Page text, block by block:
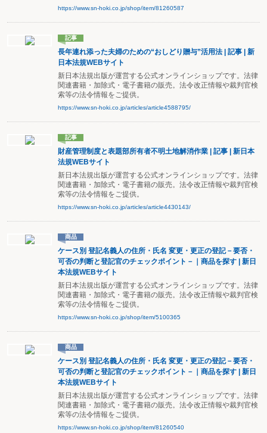
https://www.sn-hoki.co.jp/shop/item/81260587
記事
長年連れ添った夫婦のための“おしどり贈与”活用法 | 記事 | 新
日本法規WEBサイト
新日本法規出版が運営する公式オンラインショップです。法律
関連書籍・加除式・電子書籍の販売。法令改正情報や裁判官検
索等の法令情報をご提供。
https://www.sn-hoki.co.jp/articles/article4588795/
記事
財産管理制度と表題部所有者不明土地解消作業 | 記事 | 新日本
法規WEBサイト
新日本法規出版が運営する公式オンラインショップです。法律
関連書籍・加除式・電子書籍の販売。法令改正情報や裁判官検
索等の法令情報をご提供。
https://www.sn-hoki.co.jp/articles/article4430143/
商品
ケース別 登記名義人の住所・氏名 変更・更正の登記－要否・
可否の判断と登記官のチェックポイント－｜商品を探す | 新日
本法規WEBサイト
新日本法規出版が運営する公式オンラインショップです。法律
関連書籍・加除式・電子書籍の販売。法令改正情報や裁判官検
索等の法令情報をご提供。
https://www.sn-hoki.co.jp/shop/item/5100365
商品
ケース別 登記名義人の住所・氏名 変更・更正の登記－要否・
可否の判断と登記官のチェックポイント－｜商品を探す | 新日
本法規WEBサイト
新日本法規出版が運営する公式オンラインショップです。法律
関連書籍・加除式・電子書籍の販売。法令改正情報や裁判官検
索等の法令情報をご提供。
https://www.sn-hoki.co.jp/shop/item/81260540